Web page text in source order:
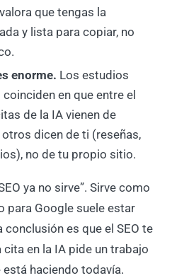
que tengas la
y lista para copiar, no
enorme. Los estudios
en que entre el
de la IA vienen de
dicen de ti (reseñas,
no de tu propio sitio.
ya no sirve”. Sirve como
para Google suele estar
conclusión es que el SEO te
cita en la IA pide un trabajo
haciendo todavía.